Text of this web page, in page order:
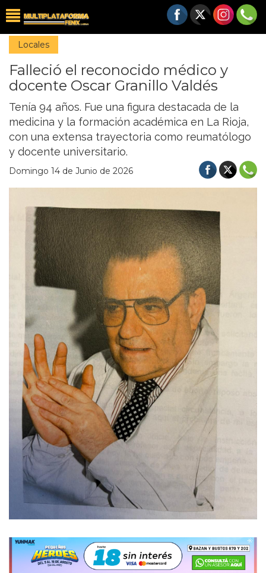
Locales
Falleció el reconocido médico y
docente Oscar Granillo Valdés
Tenía 94 años. Fue una figura destacada de la
medicina y la formación académica en La Rioja,
con una extensa trayectoria como reumatólogo
y docente universitario.
Domingo 14 de Junio de 2026